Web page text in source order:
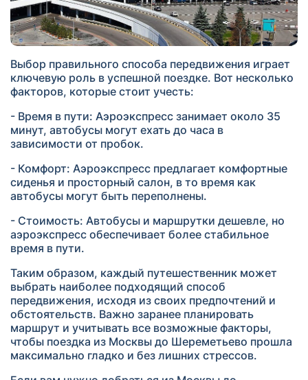
Выбор правильного способа передвижения играет
ключевую роль в успешной поездке. Вот несколько
факторов, которые стоит учесть:
- Время в пути: Аэроэкспресс занимает около 35
минут, автобусы могут ехать до часа в
зависимости от пробок.
- Комфорт: Аэроэкспресс предлагает комфортные
сиденья и просторный салон, в то время как
автобусы могут быть переполнены.
- Стоимость: Автобусы и маршрутки дешевле, но
аэроэкспресс обеспечивает более стабильное
время в пути.
Таким образом, каждый путешественник может
выбрать наиболее подходящий способ
передвижения, исходя из своих предпочтений и
обстоятельств. Важно заранее планировать
маршрут и учитывать все возможные факторы,
чтобы поездка из Москвы до Шереметьево прошла
максимально гладко и без лишних стрессов.